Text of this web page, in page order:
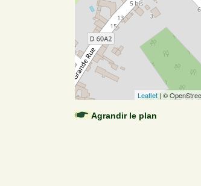
Leaflet | ©
Agrandir le plan